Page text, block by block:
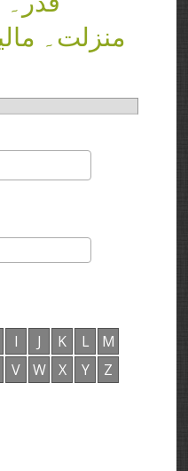
منزلت۔
I J K L
M
V W X Y Z